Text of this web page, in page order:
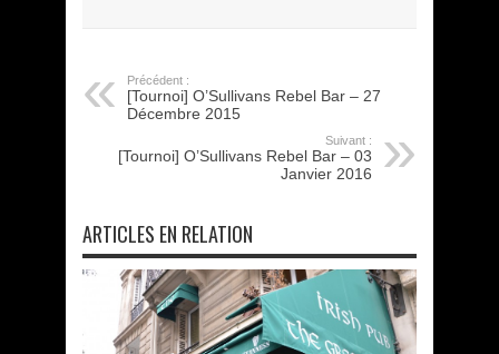
Précédent :
[Tournoi] O’Sullivans Rebel Bar – 27
Décembre 2015
Suivant :
[Tournoi] O’Sullivans Rebel Bar – 03
Janvier 2016
ARTICLES EN RELATION